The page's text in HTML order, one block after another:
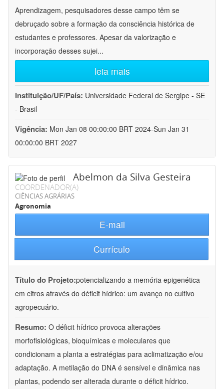
Aprendizagem, pesquisadores desse campo têm se
debruçado sobre a formação da consciência histórica de
estudantes e professores. Apesar da valorização e
incorporação desses sujei...
leia mais
Instituição/UF/País: Universidade Federal de Sergipe - SE
- Brasil
Vigência: Mon Jan 08 00:00:00 BRT 2024-Sun Jan 31
00:00:00 BRT 2027
Abelmon da Silva Gesteira
COORDENADOR(A)
CIÊNCIAS AGRÁRIAS
Agronomia
E-mail
Currículo
Título do Projeto:potencializando a memória epigenética
em citros através do déficit hídrico: um avanço no cultivo
agropecuário.
Resumo: O déficit hídrico provoca alterações
morfofisiológicas, bioquímicas e moleculares que
condicionam a planta a estratégias para aclimatização e/ou
adaptação. A metilação do DNA é sensível e dinâmica nas
plantas, podendo ser alterada durante o déficit hídrico.